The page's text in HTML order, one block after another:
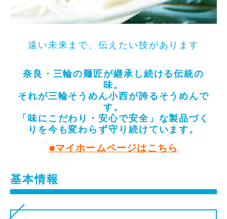
遠い未来まで、伝えたい技があります
奈良・三輪の麺匠が継承し続ける伝統の
味。
それが三輪そうめん小西が誇るそうめんで
す。
「味にこだわり・安心で安全」な製品づく
りを今も変わらず守り続けています。
■マイホームページはこちら
基本情報